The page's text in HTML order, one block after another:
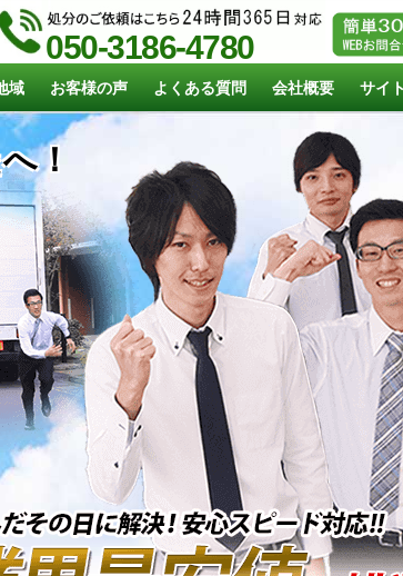
050-3186-4780
域 お客様の声 よくある質問 会社概要 サイ
！